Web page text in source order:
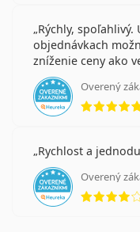
Rýchly,
objednávkach
zníženie ceny ako
Overený
Rychlost a
Overený